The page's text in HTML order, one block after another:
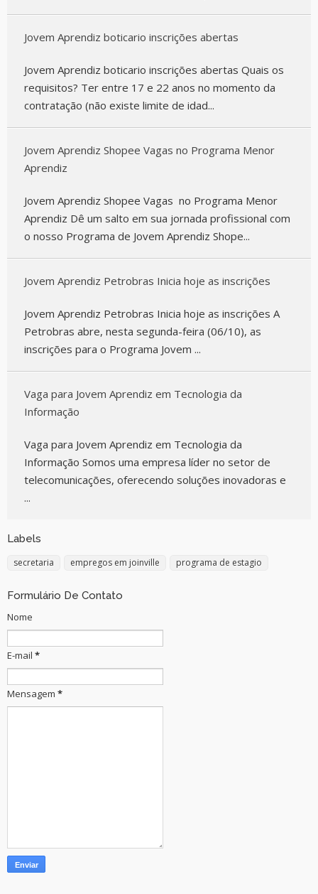
Jovem Aprendiz boticario inscrições abertas
Jovem Aprendiz boticario inscrições abertas Quais os
requisitos? Ter entre 17 e 22 anos no momento da
contratação (não existe limite de idad...
Jovem Aprendiz Shopee Vagas no Programa Menor
Aprendiz
Jovem Aprendiz Shopee Vagas no Programa Menor
Aprendiz Dê um salto em sua jornada profissional com
o nosso Programa de Jovem Aprendiz Shope...
Jovem Aprendiz Petrobras Inicia hoje as inscrições
Jovem Aprendiz Petrobras Inicia hoje as inscrições A
Petrobras abre, nesta segunda-feira (06/10), as
inscrições para o Programa Jovem ...
Vaga para Jovem Aprendiz em Tecnologia da
Informação
Vaga para Jovem Aprendiz em Tecnologia da
Informação Somos uma empresa líder no setor de
telecomunicações, oferecendo soluções inovadoras e
...
Labels
secretaria empregos em joinville programa de estagio
Formulário De Contato
Nome
E-mail *
Mensagem *